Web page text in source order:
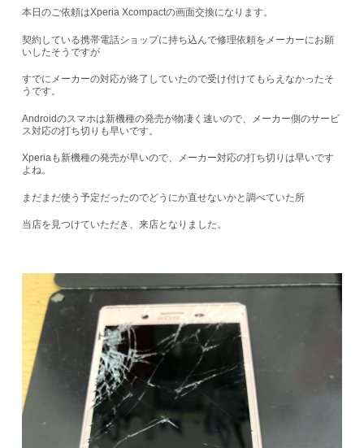
本日のご依頼はXperia Xcompactの画面交換になります。
契約している携帯電話ショップに持ち込んで修理依頼をメーカーにお願
いしたそうですが
すでにメーカーの対応が終了していたので受け付けてもらえなかったそ
うです。
Androidのスマホは新機種の発売が物凄く速いので、メーカー側のサービ
ス対応の打ち切りも早いです。
Xperiaも新機種の発売が早いので、メーカー対応の打ち切りは早いです
よね。
まだまだ使う予定だったのでどうにか直せないかと調べていた所
当店を見つけていただき、来店となりました。